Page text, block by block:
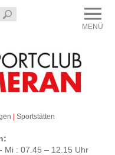
| Sportstätten
Mi : 07.45 – 12.15 Uhr
MENÜ
CLOSE